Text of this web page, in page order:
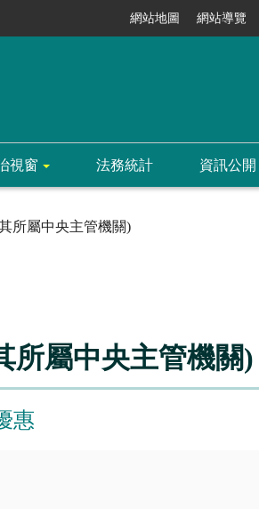
網站地圖 網站導覽
視窗 法務統計 資訊公開
所屬中央主管機關)
所屬中央主管機關)
惠